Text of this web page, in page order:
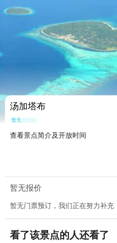
汤加塔布
暂无点评
查看景点简介及开放时间
暂无报价
暂无门票预订，我们正在努力补充
看了该景点的人还看了
